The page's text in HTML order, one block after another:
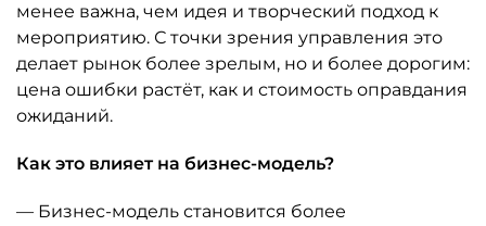
менее важна, чем идея и творческий подход к
мероприятию. С точки зрения управления это
делает рынок более зрелым, но и более дорогим:
цена ошибки растёт, как и стоимость оправдания
ожиданий.
Как это влияет на бизнес-модель?
— Бизнес-модель становится более